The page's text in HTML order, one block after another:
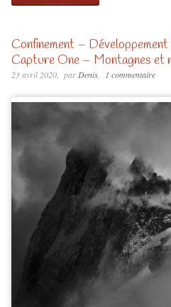
Confinement –
Capture One – Montagnes et
23 avril 2020 par Denis 1 commentaire